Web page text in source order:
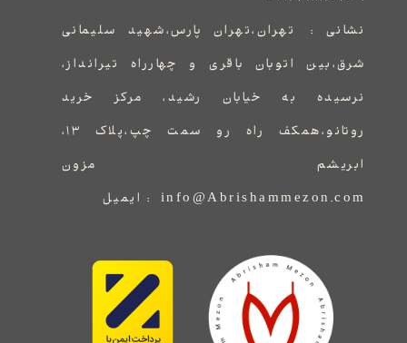
نشانی : ​​​​​​​​​​​​​​تهران،تهران پارس،شهید سلیمانی
شرق،بین اتوبان باقری و چهارراه تیرانداز،
نرسیده به خیابان رشید، مرکز خرید
روتانو،همکف راه رو سمت چپ،پلاک ۱۳،
ابریشم مزون
info@Abrishammezon.com : ایمیل